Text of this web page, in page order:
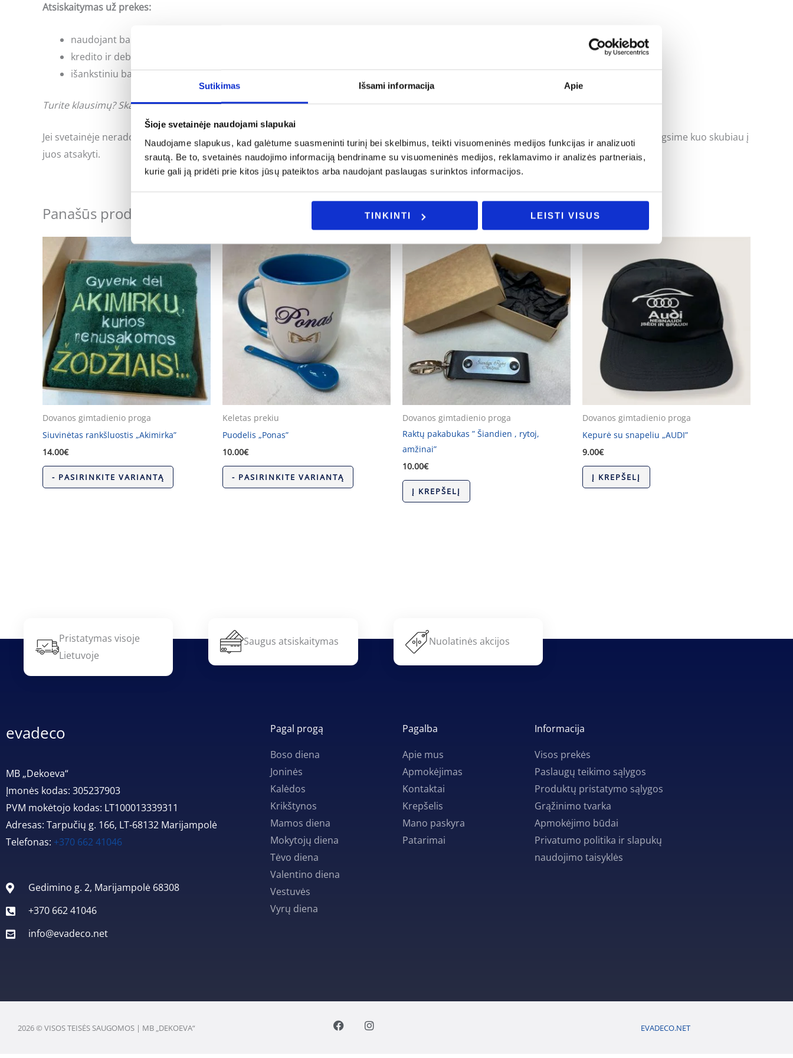
Sutikimas Išsami informacija Apie
Šioje svetainėje naudojami slapukai
Naudojame slapukus, kad galėtume suasmeninti turinį bei skelbimus, teikti visuomeninės medijos funkcijas ir analizuoti
srautą. Be to, svetainės naudojimo informaciją bendriname su visuomeninės medijos, reklamavimo ir analizės partneriais,
kurie gali ją pridėti prie kitos jūsų pateiktos arba naudojant paslaugas surinktos informacijos.
TINKINTI LEISTI VISUS
Atsiskaitymas už prekes:
naudojant banko internetinės bankininkystės sistemas;
kredito ir debeto kortele;
išankstiniu bankiniu pavedimu;
Turite klausimų? Skambinkite: +370 662 41046 arba rašykite: info@evadeco.net
Jei svetainėje neradote Jus dominančios informacijos ar Jus domina individualus užsakymas, galite mums užduoti klausimus ir mes pasistengsime kuo skubiau į
juos atsakyti.
Panašūs produktai
Dovanos gimtadienio proga
Siuvinėtas rankšluostis „Akimirka”
14.00€
- PASIRINKITE VARIANTĄ
Keletas prekiu
Puodelis „Ponas”
10.00€
- PASIRINKITE VARIANTĄ
Dovanos gimtadienio proga
Raktų pakabukas ” Šiandien , rytoj,
amžinai”
10.00€
Į KREPŠELĮ
Dovanos gimtadienio proga
Kepurė su snapeliu „AUDI”
9.00€
Į KREPŠELĮ
Pristatymas visoje
Lietuvoje
Saugus atsiskaitymas Nuolatinės akcijos
evadeco
MB „Dekoeva“
Įmonės kodas: 305237903
PVM mokėtojo kodas: LT100013339311
Adresas: Tarpučių g. 166, LT-68132 Marijampolė
Telefonas: +370 662 41046
Gedimino g. 2, Marijampolė 68308
+370 662 41046
info@evadeco.net
Pagal progą
Boso diena
Joninės
Kalėdos
Krikštynos
Mamos diena
Mokytojų diena
Tėvo diena
Valentino diena
Vestuvės
Vyrų diena
Pagalba
Apie mus
Apmokėjimas
Kontaktai
Krepšelis
Mano paskyra
Patarimai
Informacija
Visos prekės
Paslaugų teikimo sąlygos
Produktų pristatymo sąlygos
Grąžinimo tvarka
Apmokėjimo būdai
Privatumo politika ir slapukų
naudojimo taisyklės
2026 © VISOS TEISĖS SAUGOMOS | MB „DEKOEVA“ F
a
I
n EVADECO.NET